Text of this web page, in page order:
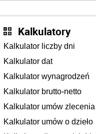
Kalkulatory
Kalkulator liczby dni
Kalkulator dat
Kalkulator wynagrodzeń
Kalkulator brutto-netto
Kalkulator umów zlecenia
Kalkulator umów o dzieło